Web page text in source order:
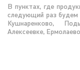
В пунктах, где
следующий раз будем
Кушнаренково,
Алексеевке,